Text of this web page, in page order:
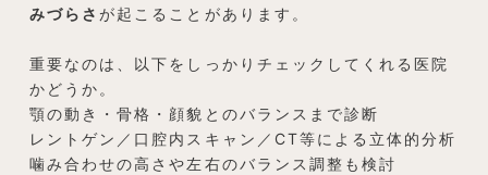
みづらさが起こることがあります。
重要なのは、以下をしっかりチェックしてくれる医院
かどうか。
顎の動き・骨格・顔貌とのバランスまで診断
レントゲン／口腔内スキャン／CT等による立体的分析
噛み合わせの高さや左右のバランス調整も検討